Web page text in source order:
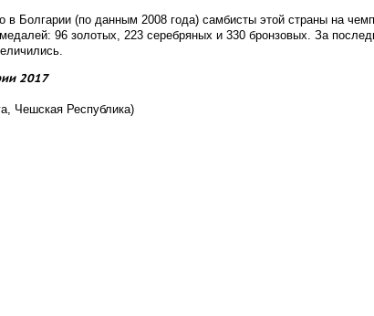
в Болгарии (по данным 2008 года) самбисты этой страны на
96 золотых, 223 серебряных и 330 бронзовых. За
2017
Чешская Республика)